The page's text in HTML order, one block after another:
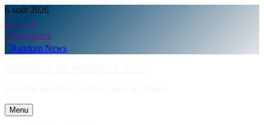
Skip
to
content
6 août 2026
Newsletter
Random News
Menu